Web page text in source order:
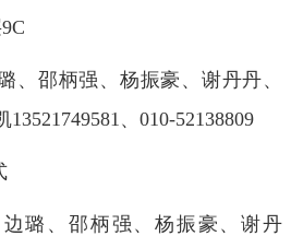
、邵柄强、杨振豪、谢丹丹、
、010-52138809
璐、邵柄强、杨振豪、谢丹